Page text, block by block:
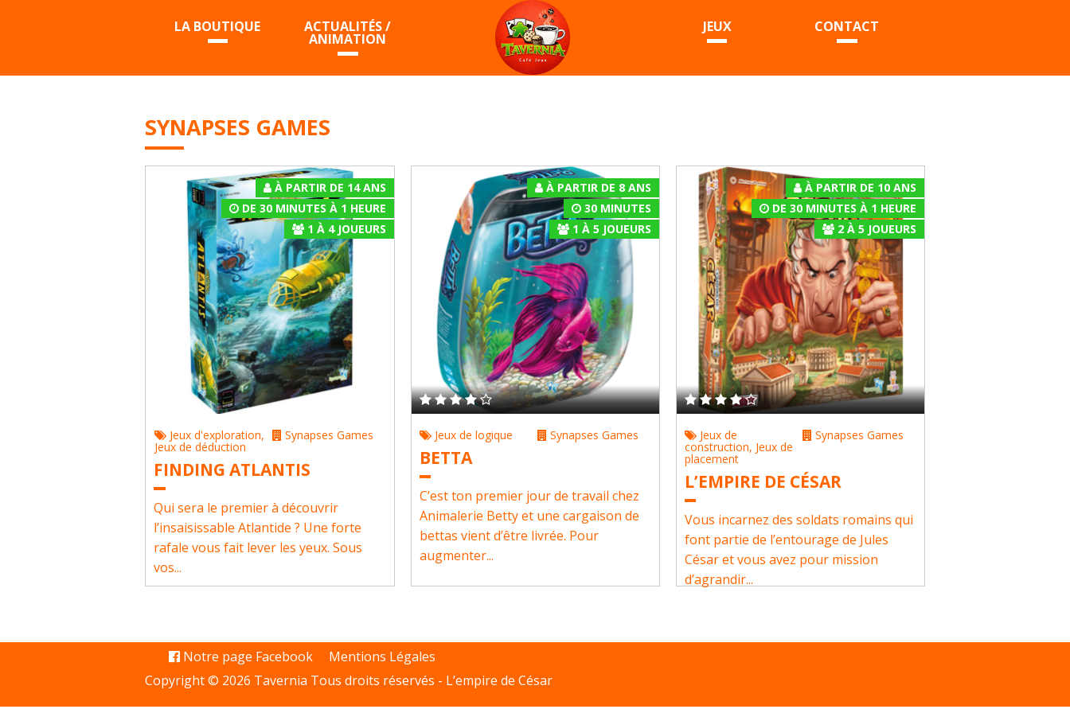
LA BOUTIQUE ACTUALITÉS /
ANIMATION
JEUX CONTACT
SYNAPSES GAMES
À PARTIR DE 14 ANS
DE 30 MINUTES À 1 HEURE
1 À 4JOUEURS
Jeux d'exploration,
Jeux de déduction
Synapses Games
FINDING ATLANTIS
Qui sera le premier à découvrir
l’insaisissable Atlantide ? Une forte
rafale vous fait lever les yeux. Sous
vos...
À PARTIR DE 8 ANS
30 MINUTES
1 À 5 JOUEURS
Jeux de logique Synapses Games
BETTA
C’est ton premier jour de travail chez
Animalerie Betty et une cargaison de
bettas vient d’être livrée. Pour
augmenter...
À PARTIR DE 10 ANS
DE 30 MINUTES À 1 HEURE
2À 5 JOUEURS
Jeux de
construction, Jeux de
placement
Synapses Games
L’EMPIRE DE CÉSAR
Vous incarnez des soldats romains qui
font partie de l’entourage de Jules
César et vous avez pour mission
d’agrandir...
Notre page Facebook
Mentions Légales
Copyright © 2026 Tavernia Tous droits réservés - L’empire de César